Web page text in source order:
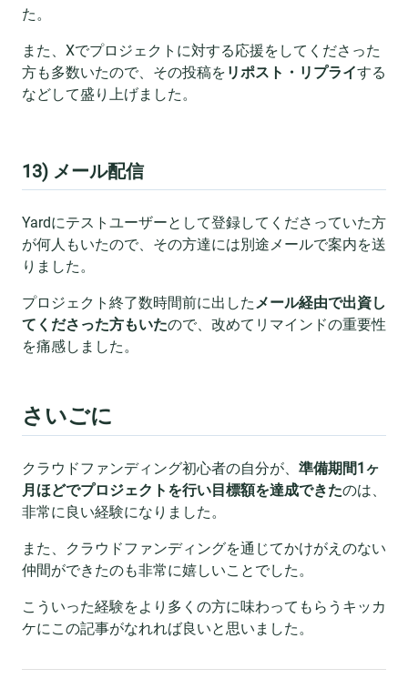
た。
また、Xでプロジェクトに対する応援をしてくださった
方も多数いたので、その投稿を リポスト・リプライする
などして盛り上げました。
13) メール配信
Yardにテストユーザーとして登録してくださっていた方
が何人もいたので、その方達には別途メールで案内を送
りました。
プロジェクト終了数時間前に出したメール経由で出資し
てくださった方もいたので、改めてリマインドの重要性
を痛感しました。
さいごに
クラウドファンディング初心者の自分が、 準備期間1ヶ
月ほどでプロジェクトを行い目標額を達成できたのは、
非常に良い経験になりました。
また、クラウドファンディングを通じてかけがえのない
仲間ができたのも非常に嬉しいことでした。
こういった経験をより多くの方に味わってもらうキッカ
ケにこの記事がなれれば良いと思いました。